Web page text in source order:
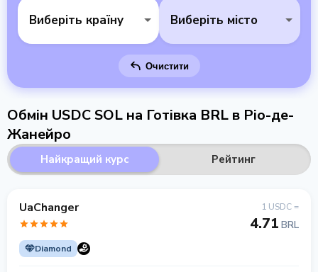
Виберіть країну Виберіть місто
Очистити
Обмін USDC SOL на Готівка BRL в Ріо-де-
Жанейро
Найкращий курс Рейтинг
UaChanger
Diamond
1 USDC =
4.71 BRL